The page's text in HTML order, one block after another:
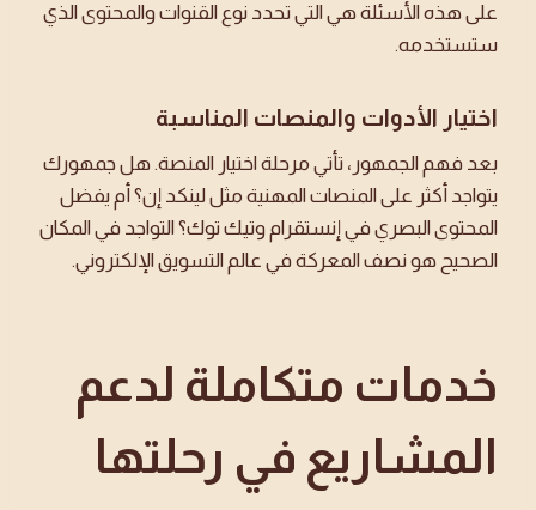
على هذه الأسئلة هي التي تحدد نوع القنوات والمحتوى الذي
ستستخدمه.
اختيار الأدوات والمنصات المناسبة
بعد فهم الجمهور، تأتي مرحلة اختيار المنصة. هل جمهورك
يتواجد أكثر على المنصات المهنية مثل لينكد إن؟ أم يفضل
المحتوى البصري في إنستقرام وتيك توك؟ التواجد في المكان
الصحيح هو نصف المعركة في عالم التسويق الإلكتروني.
خدمات متكاملة لدعم
المشاريع في رحلتها